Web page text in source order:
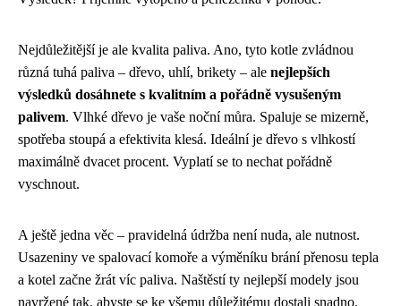
Nejdůležitější je ale kvalita paliva. Ano, tyto kotle zvládnou
různá tuhá paliva – dřevo, uhlí, brikety – ale nejlepších
výsledků dosáhnete s kvalitním a pořádně vysušeným
palivem. Vlhké dřevo je vaše noční můra. Spaluje se mizerně,
spotřeba stoupá a efektivita klesá. Ideální je dřevo s vlhkostí
maximálně dvacet procent. Vyplatí se to nechat pořádně
vyschnout.
A ještě jedna věc – pravidelná údržba není nuda, ale nutnost.
Usazeniny ve spalovací komoře a výměníku brání přenosu tepla
a kotel začne žrát víc paliva. Naštěstí ty nejlepší modely jsou
navržené tak, abyste se ke všemu důležitému dostali snadno.